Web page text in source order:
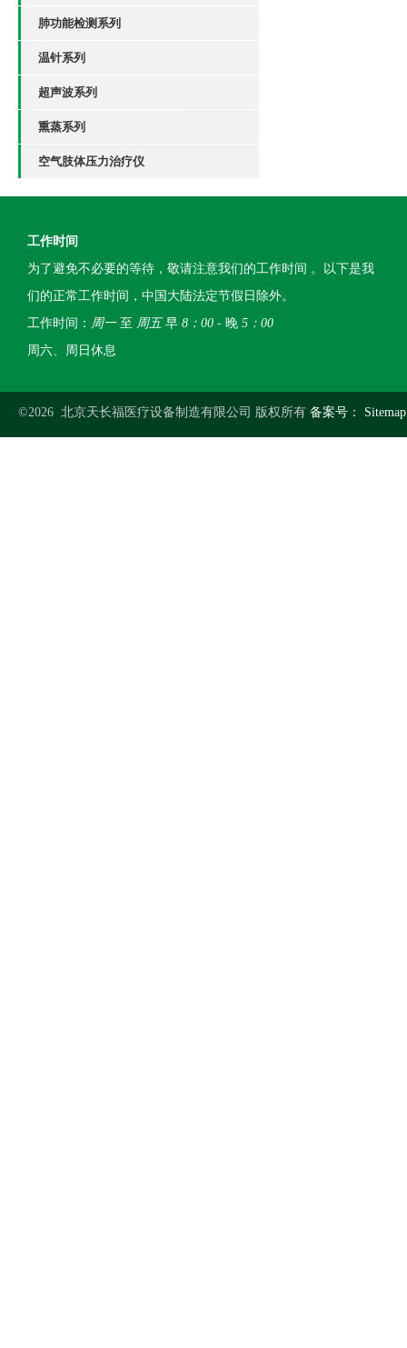
肺功能检测系列
温针系列
超声波系列
熏蒸系列
空气肢体压力治疗仪
工作时间
为了避免不必要的等待，敬请注意我们的工作时间 。以下是我
们的正常工作时间，中国大陆法定节假日除外。
工作时间： 周一至 周五早 8：00 - 晚 5：00
周六、周日休息
©2026 北京天长福医疗设备制造有限公司 版权所有 备案号：